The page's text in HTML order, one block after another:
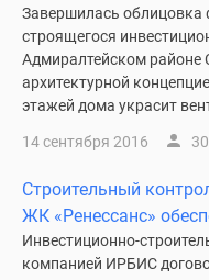
Завершилась облицовка
строящегося
Адмиралтейском районе
архитектурной
этажей дома украсит
14 сентября 2016
Строительный
ЖК «Ренессанс»
Инвестиционно-
компанией ИРБИС